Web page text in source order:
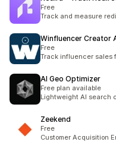
Free
Track and measure
Winfluencer Creator
Free
Track influencer sales
AI Geo Optimizer
Free plan available
Lightweight AI search
Zeekend
Free
Customer Acquisition